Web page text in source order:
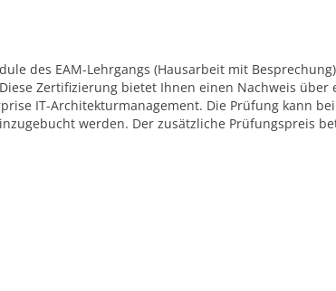
des EAM-Lehrgangs (Hausarbeit mit Besprechung)
Zertifizierung bietet Ihnen einen Nachweis über
IT-Architekturmanagement. Die Prüfung kann bei
werden. Der zusätzliche Prüfungspreis